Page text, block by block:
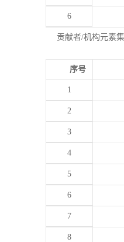
6
贡献者/机构元素
序号
1
2
3
4
5
6
7
8